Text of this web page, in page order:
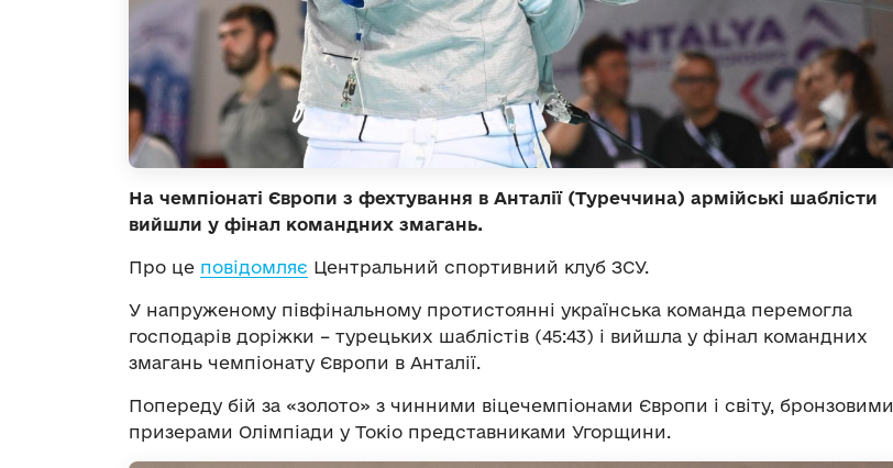
На чемпіонаті Європи з фехтування в Анталії (Туреччина) армійські шаблісти
вийшли у фінал командних змагань.
Про це повідомляє Центральний спортивний клуб ЗСУ.
У напруженому півфінальному протистоянні українська команда перемогла
господарів доріжки – турецьких шаблістів (45:43) і вийшла у фінал командних
змагань чемпіонату Європи в Анталії.
Попереду бій за «золото» з чинними віцечемпіонами Європи і світу, бронзовими
призерами Олімпіади у Токіо представниками Угорщини.